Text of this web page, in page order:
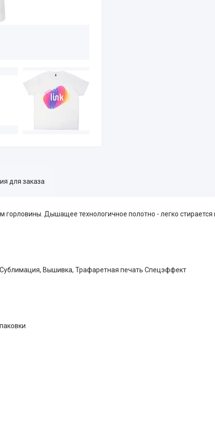
для заказа
Дышащее технологичное полотно - легко стирается
Вышивка, Трафаретная печать Спецэффект